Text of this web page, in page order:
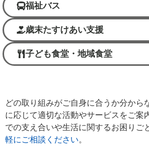
福祉バス
歳末たすけあい支援
子ども食堂・地域食堂
どの取り組みがご自身に合うか分から
に応じて適切な活動やサービスをご案
での支え合いや生活に関するお困りご
軽にご相談ください。